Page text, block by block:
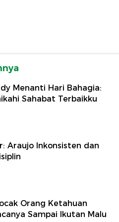
Menanti Hari Bahagia:
Sahabat Terbaikku
Araujo Inkonsisten dan
Orang Ketahuan
Sampai Ikutan Malu